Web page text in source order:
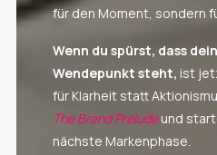
für den Moment, sondern
Wenn du spürst, dass
Wendepunkt steht, ist
für Klarheit statt
The Brand Preludeund
nächste Markenphase.